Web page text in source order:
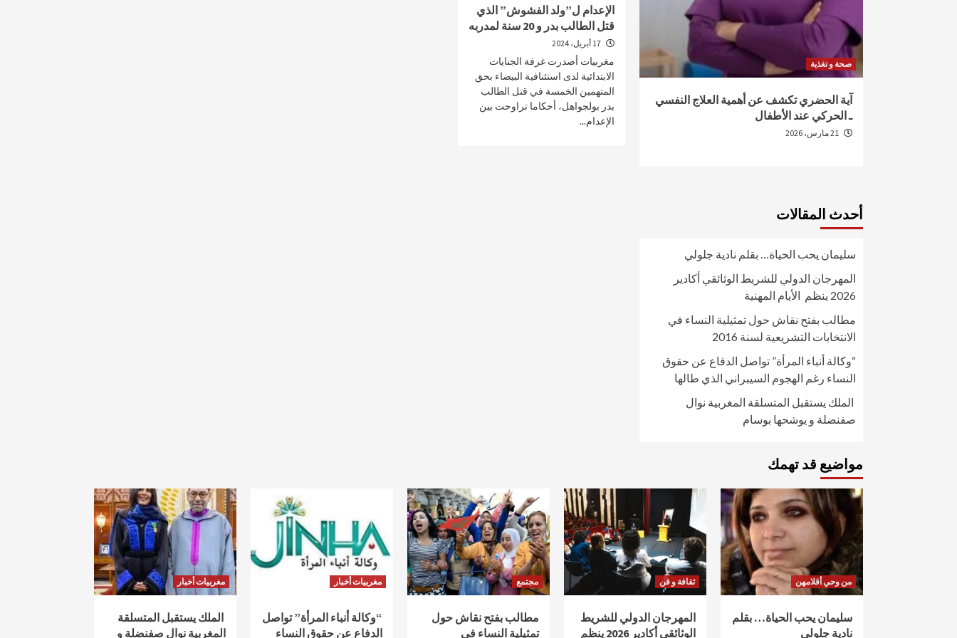
الإعدام ل”ولد الفشوش” الذي
قتل الطالب بدر و 20 سنة لمدربه
مغربيات أصدرت غرفة الجنايات
الابتدائية لدى استئنافية البيضاء بحق
المتهمين الخمسة في قتل الطالب
بدر بولجواهل، أحكاما تراوحت بين
الإعدام...
صحة و تغذية
آية الحضري تكشف عن أهمية العلاج النفسي
ـ الحركي عند الأطفال
صحة و تغذية
خلال ندوة علمية…الإعلان عن انطلاق علاج
سرطان البروستات في المغرب بتقنية
“الهايفو”
أحدث المقالات
سليمان يحب الحياة… بقلم نادية جلولي
المهرجان الدولي للشريط الوثائقي أكادير
2026 ينظم الأيام المهنية
مطالب بفتح نقاش حول تمثيلية النساء في
الانتخابات التشريعية لسنة 2016
“وكالة أنباء المرأة” تواصل الدفاع عن حقوق
النساء رغم الهجوم السيبراني الذي طالها
الملك يستقبل المتسلقة المغربية نوال
صفنضلة و يوشحها بوسام
مواضيع قد تهمك
من وحي أقلامهن
سليمان يحب الحياة… بقلم
نادية جلولي
ثقافة و فن
المهرجان الدولي للشريط
الوثائقي أكادير 2026 ينظم
مجتمع
مطالب بفتح نقاش حول
تمثيلية النساء في
مغربيات أخبار
“وكالة أنباء المرأة” تواصل
الدفاع عن حقوق النساء
مغربيات أخبار
الملك يستقبل المتسلقة
المغربية نوال صفنضلة و